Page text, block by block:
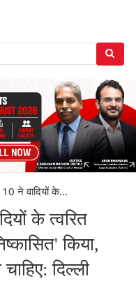
10 ने वादियों के...
के त्वरित
किया,
दिल्ली